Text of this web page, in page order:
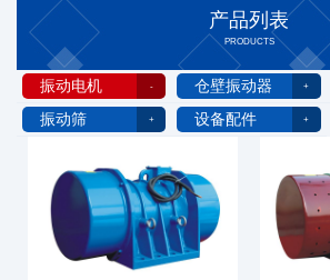
产品列表
PRODUCTS
振动电机 仓壁振动器
振动筛
设备配件